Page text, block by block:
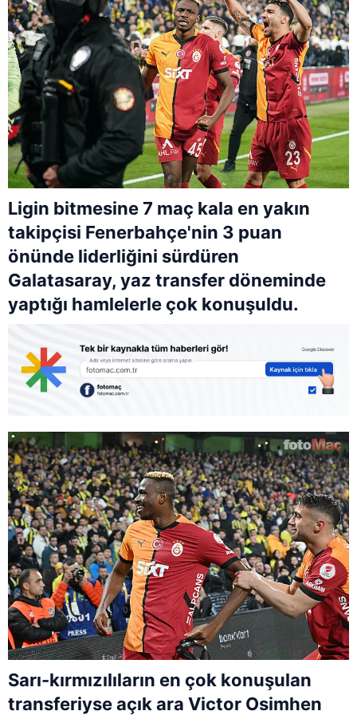
Ligin bitmesine 7 maç kala en yakın
takipçisi Fenerbahçe'nin 3 puan
önünde liderliğini sürdüren
Galatasaray, yaz transfer döneminde
yaptığı hamlelerle çok konuşuldu.
Sarı-kırmızılıların en çok konuşulan
transferiyse açık ara Victor Osimhen